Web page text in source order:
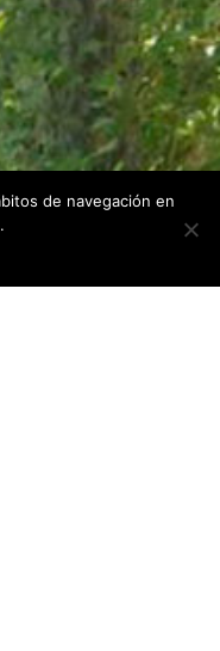
de navegación en